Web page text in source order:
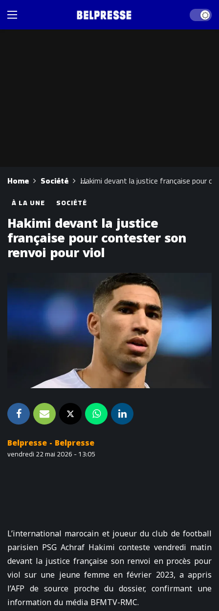
Dark
Home Société Hakimi devant la justice française pour
À LA UNE SOCIÉTÉ
Hakimi devant la justice
française pour contester son
renvoi pour viol
Belpresse - Belpresse
vendredi 22 mai 2026 - 13:05
L’international marocain et joueur du club de football
parisien PSG Achraf Hakimi conteste vendredi matin
devant la justice française son renvoi en procès pour
viol sur une jeune femme en février 2023, a appris
l’AFP de source proche du dossier, confirmant une
information du média BFMTV-RMC.